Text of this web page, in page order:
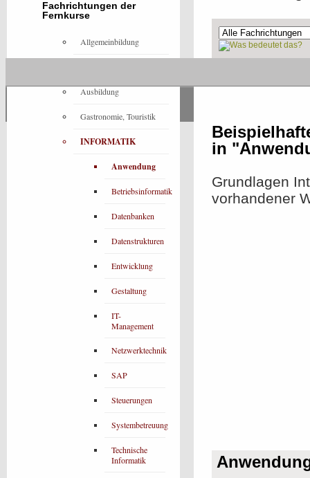
in
Grundlagen
vorhandener
Fachrichtungen der
Fernkurse
Allgemeinbildung
Ausbildung
Gastronomie, Touristik
INFORMATIK
Anwendung
Betriebsinformatik
Datenbanken
Datenstrukturen
Entwicklung
Gestaltung
IT-
Management
Netzwerktechnik
SAP
Steuerungen
Systembetreuung
Technische
Informatik